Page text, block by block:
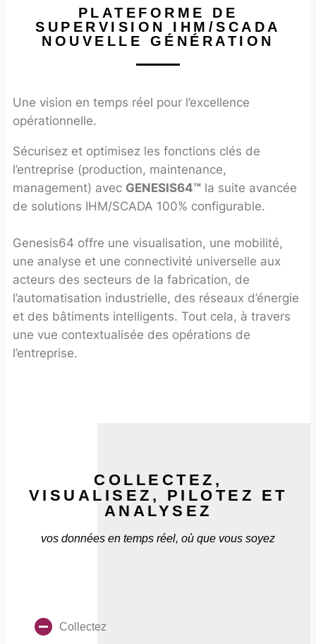
PLATEFORME DE
SUPERVISION IHM/SCADA
NOUVELLE GÉNÉRATION
Une vision en temps réel pour l’excellence
opérationnelle.
Sécurisez et optimisez les fonctions clés de
l’entreprise (production, maintenance,
management) avec GENESIS64™ la suite avancée
de solutions IHM/SCADA 100% configurable.
Genesis64 offre une visualisation, une mobilité,
une analyse et une connectivité universelle aux
acteurs des secteurs de la fabrication, de
l’automatisation industrielle, des réseaux d’énergie
et des bâtiments intelligents. Tout cela, à travers
une vue contextualisée des opérations de
l’entreprise.
COLLECTEZ,
VISUALISEZ, PILOTEZ ET
ANALYSEZ
vos données en temps réel, où que vous soyez
Collectez